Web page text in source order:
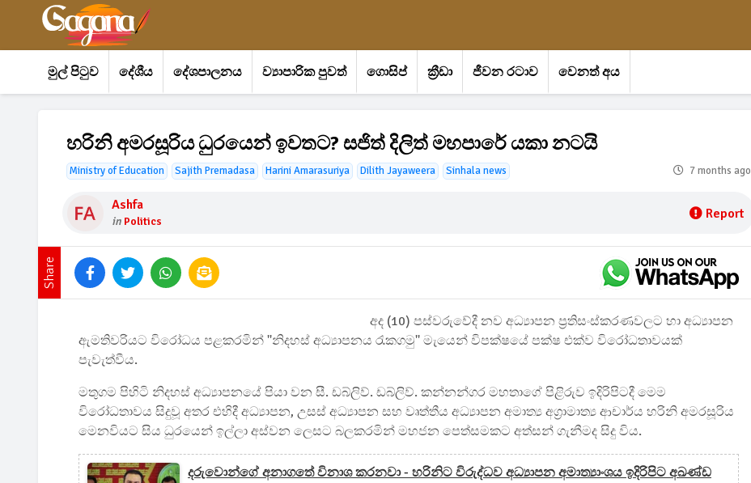
මුල් පිටුව දේශීය දේශපාලනය ව්‍යාපාරික පුවත් ගොසිප් ක්‍රීඩා ජීවන රටාව වෙනත් අය
හරිනි අමරසූරිය ධුරයෙන් ඉවතට? සජිත් දිලිත් මහපාරේ යකා නටයි
Ministry of Education Sajith Premadasa Harini Amarasuriya Dilith Jayaweera Sinhala news 7 months ago
Ashfa
in Politics Report
Share
අද (10) පස්වරුවේදී නව අධ්‍යාපන ප්‍රතිසංස්කරණවලට හා අධ්‍යාපන
ඇමතිවරියට විරෝධය පළකරමින් ''නිදහස් අධ්‍යාපනය රැකගමු'' මැයෙන් විපක්ෂයේ පක්ෂ එක්ව විරෝධතාවයක්
පැවැත්වීය.
මතුගම පිහිටි නිදහස් අධ්‍යාපනයේ පියා වන සී. ඩබ්ලිව්. ඩබ්ලිව්. කන්නන්ගර මහතාගේ පිළිරුව ඉදිරිපිටදී මෙම
විරෝධතාවය සිදුවූ අතර එහිදී අධ්‍යාපන, උසස් අධ්‍යාපන සහ වෘත්තීය අධ්‍යාපන අමාත්‍ය අග්‍රාමාත්‍ය ආචාර්ය හරිනි අමරසූරිය
මෙනවියට සිය ධුරයෙන් ඉල්ලා අස්වන ලෙසට බලකරමින් මහජන පෙත්සමකට අත්සන් ගැනීමද සිදු විය.
දරුවොන්ගේ අනාගතේ විනාශ කරනවා - හරිනිට විරුද්ධව අධ්‍යාපන අමාත්‍යාංශය ඉදිරිපිට අඛණ්ඩ